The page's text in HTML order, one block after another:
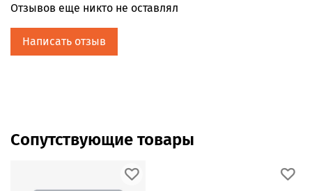
Отзывов еще никто не оставлял
Написать отзыв
Сопутствующие товары